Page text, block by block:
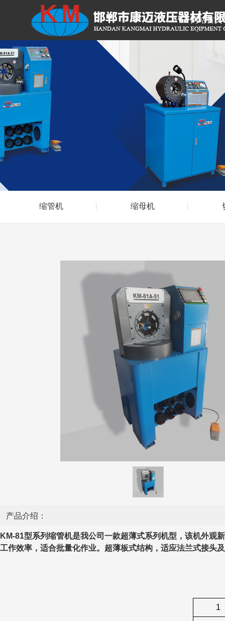
网站首页
缩管机 缩母机
产品介绍：
KM-81型系列缩管机是我公司一款超薄式系列机型，该机外观
工作效率，适合批量化作业。超薄板式结构，适应法兰式接头
1